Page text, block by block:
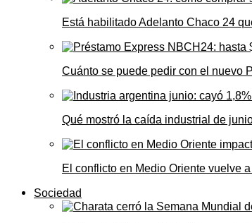
Está habilitado Adelanto Chaco 24
Cuánto se puede pedir con el nuevo
Qué mostró la caída industrial de
El conflicto en Medio Oriente vuelve
Sociedad